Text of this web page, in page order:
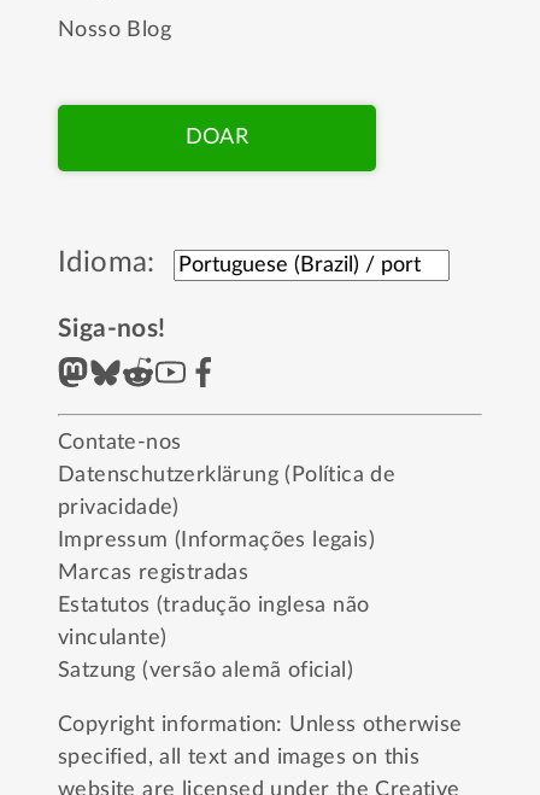
Nosso Blog
DOAR
Idioma:
Siga-nos!
Contate-nos
Datenschutzerklärung (Política de
privacidade)
Impressum (Informações legais)
Marcas registradas
Estatutos (tradução inglesa não
vinculante)
Satzung (versão alemã oficial)
Copyright information: Unless otherwise
specified, all text and images on this
website are licensed under the Creative